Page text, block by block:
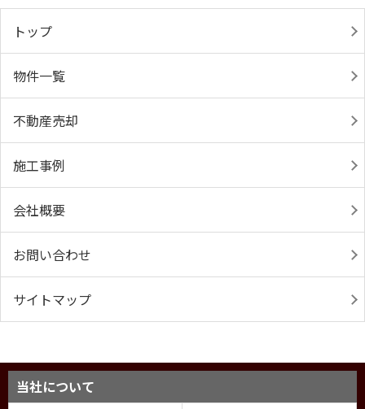
トップ
物件一覧
不動産売却
施工事例
会社概要
お問い合わせ
サイトマップ
当社について